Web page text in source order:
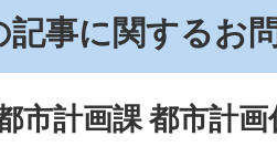
記事に関するお
市計画課 都市計画